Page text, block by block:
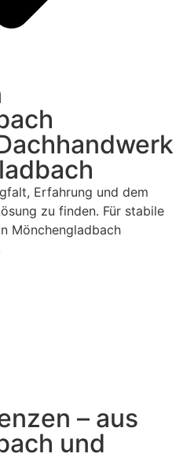
Erfahrung und dem
zu finden. Für stabile
Mönchengladbach
– aus
und